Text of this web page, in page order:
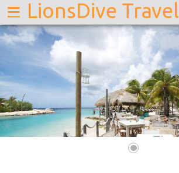
≡ LionsDive Travel
•